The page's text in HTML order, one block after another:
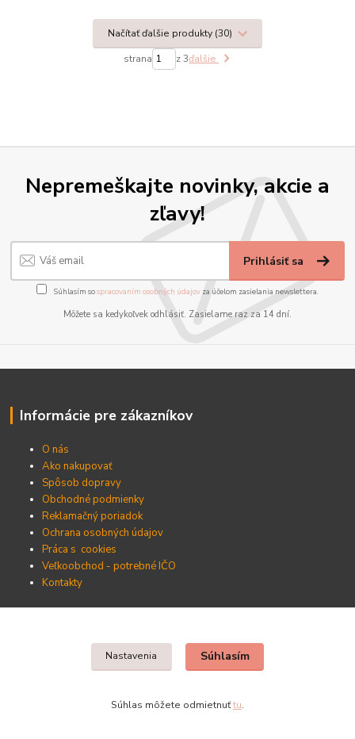
Načítať ďalšie produkty (30)
strana z 3ďalšie
Nepremeškajte novinky, akcie a
zľavy!
Prihlásiť sa
Súhlasím sospracovaním osobných údajov za účelom zasielania newslettera.
Môžete sa kedykoľvek odhlásiť. Zasielame raz za 14 dní.
Informácie pre zákazníkov
O nás
Ako nakupovať
Spôsob dopravy
Obchodné podmienky
Reklamačný poriadok
Ochrana osobných údajov
Práca s cookies
Veľkoobchod - potrebné IČO
Kontakty
Nájdete nás v Prešove
Kamka KM, s.r.o.
Nastavenia Súhlasím
Súhlas môžete odmietnuťtu.